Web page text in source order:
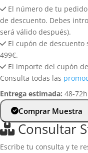
Aplacados de pared
Azulejos para pared
Zócalos y rodapiés
El número de tu
de descuento. Debes
será válido después).
El cupón de
499€.
El importe del cupón
Consulta todas las
Entrega estimada: 48-
Comprar Muestra
Consultar
Escribe tu consulta y te